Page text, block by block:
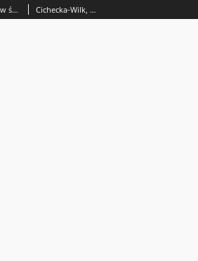
Zachowania żywieniowe dzieci z otyłością prostą w świetle wyników badań własnych Cichecka-Wilk, Małgorzata